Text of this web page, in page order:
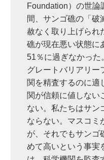
Foundation）の世論
間、サンゴ礁の「破
赦なく取り上げられ
礁が現在悪い状態に
51％に過ぎなかった
グレートバリアリー
関を精査するのに適
関が信頼に値しない
ない。私たちはサン
ならない。マスコミ
が、それでもサンゴ
めて高いという事実